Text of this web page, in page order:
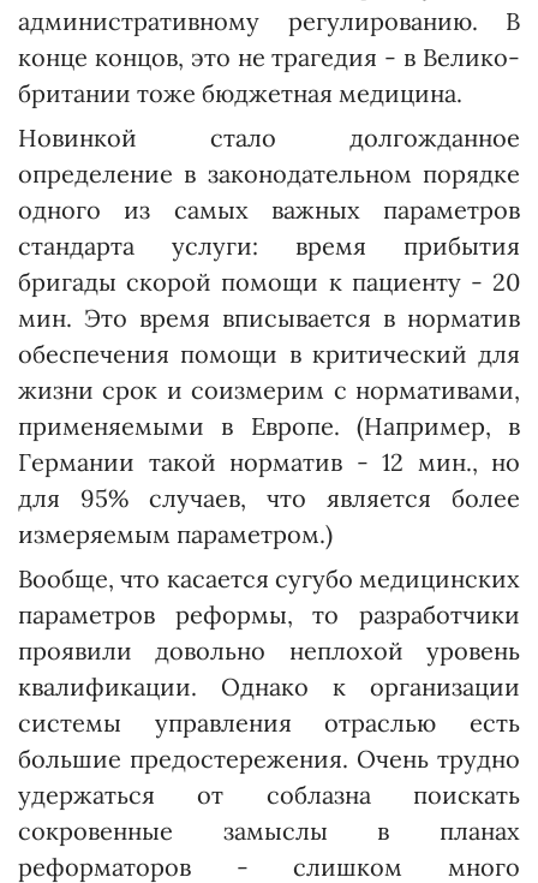
административному регулированию. В
конце концов, это не трагедия - в Велико­
британии тоже бюджетная медицина.
Новинкой стало долгожданное
определение в законодательном порядке
одного из самых важных параметров
стандарта услуги: время прибытия
бригады скорой помощи к пациенту - 20
мин. Это время вписывается в норматив
обес­печения помощи в критический для
жизни срок и соизмерим с нормативами,
применяемыми в Европе. (Например, в
Германии такой норматив - 12 мин., но
для 95% случаев, что является более
измеряемым параметром.)
Вообще, что касается сугубо медицинских
параметров реформы, то разработчики
проявили довольно неплохой уровень
квалификации. Однако к организации
системы управления отраслью есть
большие предостережения. Очень трудно
удержаться от соблазна поискать
сокровенные замыслы в планах
реформаторов - слишком много